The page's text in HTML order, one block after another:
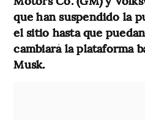
que han suspendido la
el sitio hasta que
cambiará la plataforma
Musk.